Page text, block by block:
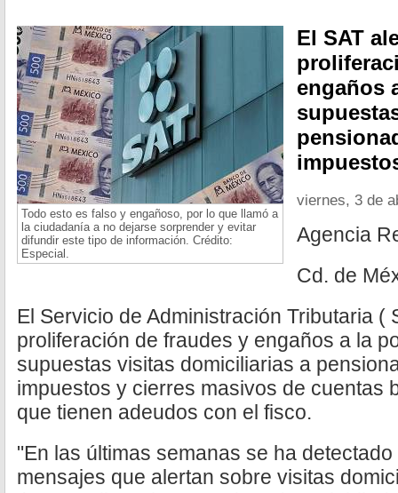
Todo esto es falso y engañoso, por lo que llamó a
la ciudadanía a no dejarse sorprender y evitar
difundir este tipo de información. Crédito:
Especial.
El SAT
engaños
viernes, 3 de
Agencia
Cd. de
El Servicio de Administración Tributaria (
proliferación de fraudes y engaños a la
supuestas visitas domiciliarias a
impuestos y cierres masivos de cuentas
que tienen adeudos con el fisco.
"En las últimas semanas se ha
mensajes que alertan sobre visitas